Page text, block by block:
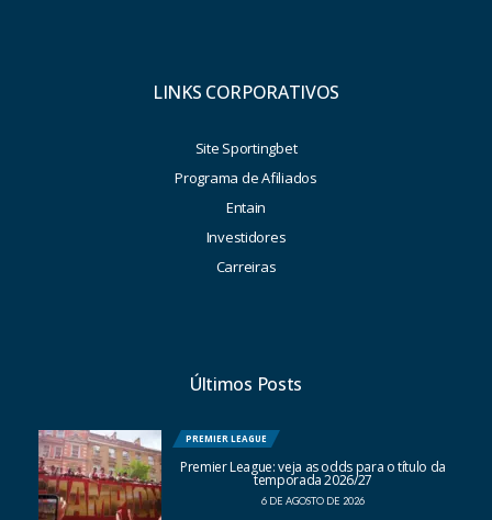
LINKS CORPORATIVOS
Site Sportingbet
Programa de Afiliados
Entain
Investidores
Carreiras
Últimos Posts
PREMIER LEAGUE
Premier League: veja as odds para o título da
temporada 2026/27
6 DE AGOSTO DE 2026